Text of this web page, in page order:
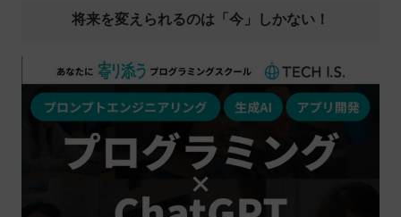
将来を変えられるのは「今」しかない！